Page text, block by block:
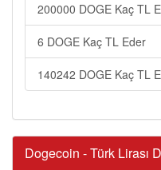
200000 DOGE Kaç TL
6 DOGE Kaç TL Eder
140242 DOGE Kaç TL
Dogecoin - Türk Lirası